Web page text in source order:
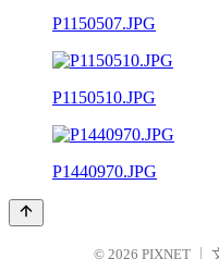
P1150507.JPG
P1150510.JPG
P1440970.JPG
© 2026 PIXNET